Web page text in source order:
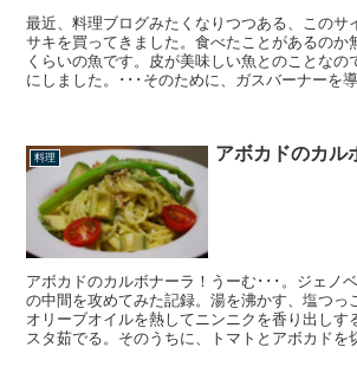
最近、料理ブログみたくなりつつある、このサ
サキを買ってきました。食べたことがあるのか
くらいの魚です。皮が美味しい魚とのことなの
にしました。･･･そのために、ガスバーナーを導
料理 アボカドのカル
アボカドのカルボナーラ！うーむ･･･。ジェノ
の中間を攻めてみた記録。湯を沸かす、塩つっ
オリーブオイルを熱してニンニクを香り出しす
スタ茹でる。そのうちに、トマトとアボカドを